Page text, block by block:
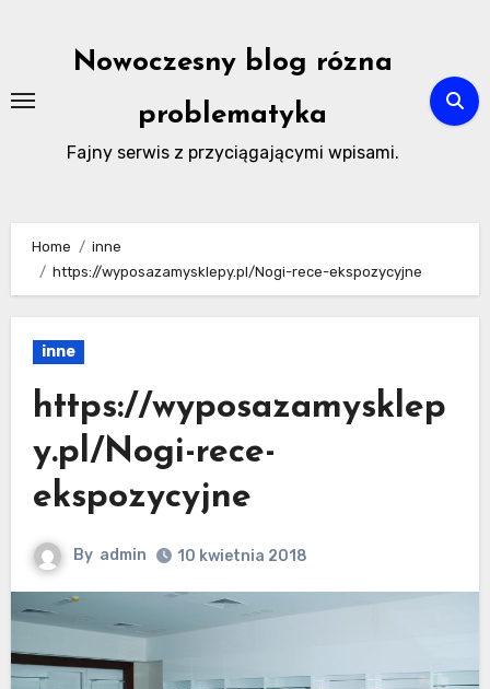
Nowoczesny blog rózna
problematyka
Fajny serwis z przyciągającymi wpisami.
Home
inne
https://wyposazamysklepy.pl/Nogi-rece-ekspozycyjne
inne
https://wyposazamysklep
y.pl/Nogi-rece-
ekspozycyjne
By admin 10 kwietnia 2018